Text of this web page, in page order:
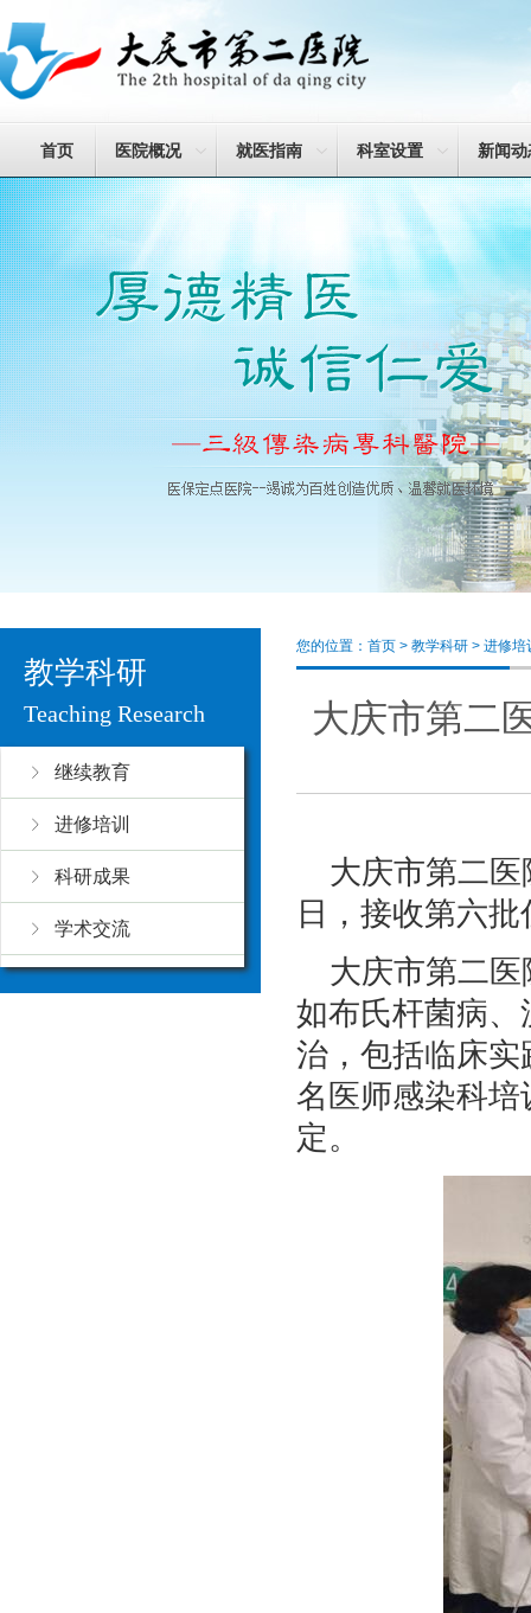
首页 医院概况 就医指南 科室设置 新闻动
教学科研
Teaching Research
继续教育
进修培训
科研成果
学术交流
您的位置： 首页 > 教学科研 > 进修培
大庆市第二
大庆市第二
日，接收第六
大庆市第二
如布氏杆菌病
治，包括临床
名医师感染科培
定。